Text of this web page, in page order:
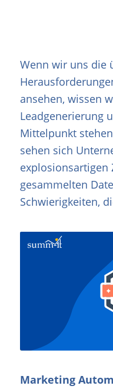
Wenn wir uns die
ansehen, wissen
Leadgenerierung
Mittelpunkt
sehen sich
explosionsartigen
gesammelten
Schwierigkeiten,
Marketing